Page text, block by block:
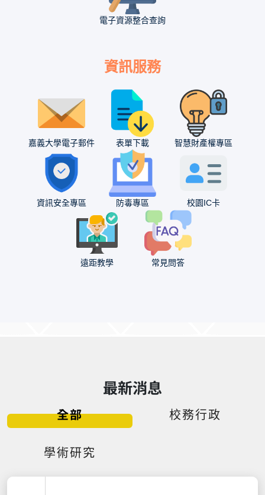
電子資源整合查詢
資訊服務
嘉義大學電子郵件 表單下載 智慧財產權專區
資訊安全專區 防毒專區 校園IC卡
遠距教學 常見問答
最新消息
全部 校務行政
學術研究